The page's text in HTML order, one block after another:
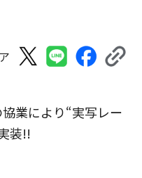
業により“実写レー
装!!